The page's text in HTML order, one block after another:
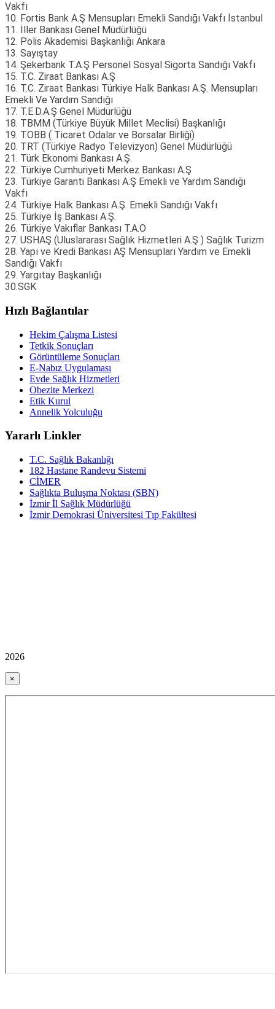
Vakfı
10. Fortis Bank A.Ş Mensupları Emekli Sandığı Vakfı İstanbul
11. İller Bankası Genel Müdürlüğü
12. Polis Akademisi Başkanlığı Ankara
13. Sayıştay
14. Şekerbank T.A.Ş Personel Sosyal Sigorta Sandığı Vakfı
15. T.C. Ziraat Bankası A.Ş
16. T.C. Ziraat Bankası Türkiye Halk Bankası A.Ş. Mensupları
Emekli Ve Yardım Sandığı
17. T.E.D.A.Ş Genel Müdürlüğü
18. TBMM (Türkiye Büyük Millet Meclisi) Başkanlığı
19. TOBB ( Ticaret Odalar ve Borsalar Birliği)
20. TRT (Türkiye Radyo Televizyon) Genel Müdürlüğü
21. Türk Ekonomi Bankası A.Ş.
22. Türkiye Cumhuriyeti Merkez Bankası A.Ş
23. Türkiye Garanti Bankası A.Ş Emekli ve Yardım Sandığı
Vakfı
24. Türkiye Halk Bankası A.Ş. Emekli Sandığı Vakfı
25. Türkiye İş Bankası A.Ş.
26. Türkiye Vakıflar Bankası T.A.O
27. USHAŞ (Uluslararası Sağlık Hizmetleri A.Ş ) Sağlık Turizm
28. Yapı ve Kredi Bankası AŞ Mensupları Yardım ve Emekli
Sandığı Vakfı
29. Yargıtay Başkanlığı
30.SGK
Hızlı Bağlantılar
Hekim Çalışma Listesi
Tetkik Sonuçları
Görüntüleme Sonuçları
E-Nabız Uygulaması
Evde Sağlık Hizmetleri
Obezite Merkezi
Etik Kurul
Annelik Yolculuğu
Yararlı Linkler
T.C. Sağlık Bakanlığı
182 Hastane Randevu Sistemi
CİMER
Sağlıkta Buluşma Noktası (SBN)
İzmir İl Sağlık Müdürlüğü
İzmir Demokrasi Üniversitesi Tıp Fakültesi
2026
×